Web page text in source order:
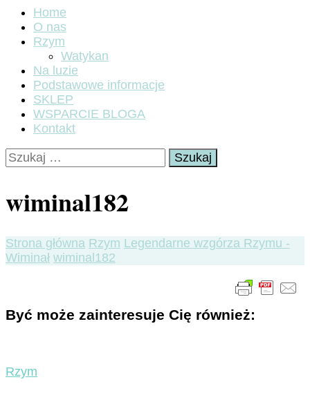
Home
O nas
Rzym
Watykan
Na luzie
Podstawowe informacje
SKLEP
WSPARCIE BLOGA
Kontakt
Szukaj:
wiminal182
Strona główna Rzym Legendarne wzgórza Rzymu -
Wiminał wiminal182
Być może zainteresuje Cię również:
Rzym